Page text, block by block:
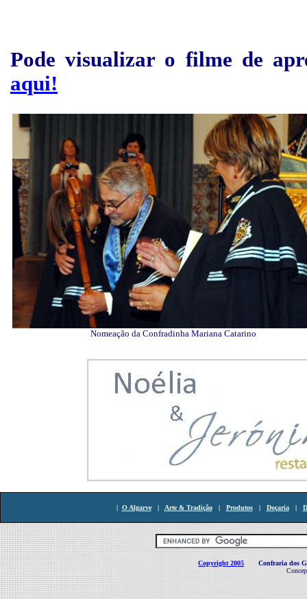
Pode visualizar o filme de
aqui!
Nomeação da Confradinha Mariana Catarino
| O Algarve| Arte & Tradição| Produtos| Doçaria|
Copyright 2005Confraria dos